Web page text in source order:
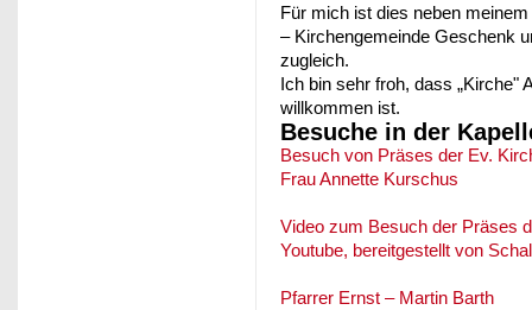
Für mich ist dies neben
– Kirchengemeinde Geschenk
zugleich.
Ich bin sehr froh, dass „Kirche"
willkommen ist.
Besuche in der
Besuch von Präses der Ev.
Frau Annette Kurschus
Video zum Besuch der Präses
Youtube, bereitgestellt von
Pfarrer Ernst – Martin Barth